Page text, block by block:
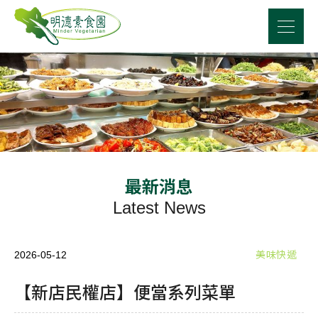
最新消息
Latest News
2026-05-12 美味快遞
【新店民權店】便當系列菜單